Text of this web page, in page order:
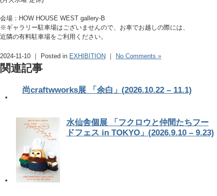
会場：HOW HOUSE WEST gallery-B
※ギャラリー駐車場はございませんので、お車でお越しの際には、
近隣の有料駐車場をご利用ください。
2024-11-10 ｜ Posted in EXHIBITION ｜ No Comments »
関連記事
尚craftwworks展 「余白」(2026.10.22 – 11.1)
水仙舎個展 「フクロウと仲間たちフー
ドフェス in TOKYO」(2026.9.10 – 9.23)